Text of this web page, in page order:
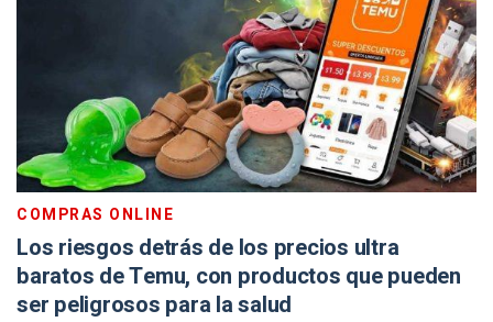
COMPRAS ONLINE
Los riesgos detrás de los precios ultra
baratos de Temu, con productos que pueden
ser peligrosos para la salud